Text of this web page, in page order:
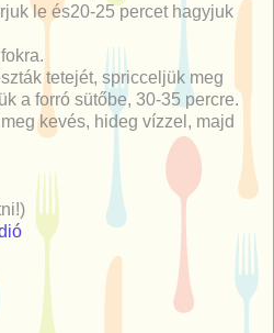
le és20-25 percet hagyjuk
tetejét, spricceljük meg
a forró sütőbe, 30-35 percre.
kevés, hideg vízzel, majd